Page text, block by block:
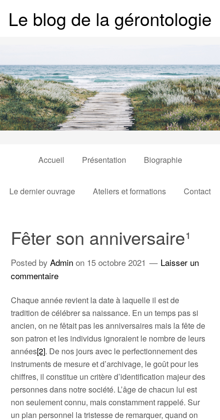
Le blog de la gérontologie
Accueil Présentation Biographie
Le dernier ouvrage Ateliers et formations Contact
Fêter son anniversaire¹
Posted byAdmin on 15 octobre 2021
Laisser un
commentaire
Chaque année revient la date à laquelle il est de
tradition de célébrer sa naissance. En un temps pas si
ancien, on ne fêtait pas les anniversaires mais la fête de
son patron et les individus ignoraient le nombre de leurs
années[2]. De nos jours avec le perfectionnement des
instruments de mesure et d’archivage, le goût pour les
chiffres, il constitue un critère d’identification majeur des
personnes dans notre société. L’âge de chacun lui est
non seulement connu, mais constamment rappelé. Sur
un plan personnel la tristesse de remarquer, quand on